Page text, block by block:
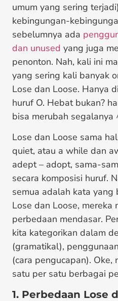
umum yang sering
kebingungan-
sebelumnya ada
dan unused yang juga
penonton. Nah, kali ini
yang sering kali banyak
Lose dan Loose. Hanya
huruf O. Hebat bukan?
bisa merubah segalanya
Lose dan Loose sama
quiet, atau a while dan
adept – adopt, sama-
secara komposisi huruf.
semua adalah kata yang
Lose dan Loose, mereka
perbedaan mendasar.
kita kategorikan dalam
(gramatikal),
(cara pengucapan). Oke,
satu per satu berbagai
1. Perbedaan Lose